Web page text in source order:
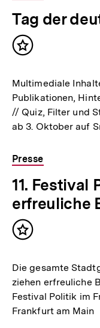
Tag der
Inhalt
Multimediale
Publikationen,
// Quiz, Filter und
ab 3. Oktober auf
Presse
11. Festival
erfreuliche
Inhalt
Die gesamte
ziehen erfreuliche
Festival Politik im
Frankfurt am Main